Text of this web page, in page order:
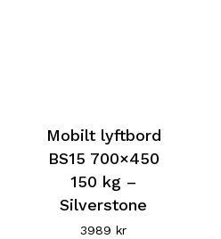
Mobilt lyftbord
BS15 700×450
150 kg –
Silverstone
3989kr